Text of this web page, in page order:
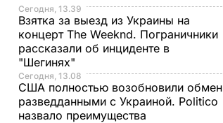
Сегодня, 13.39
Взятка за выезд из Украины на
концерт The Weeknd. Пограничники
рассказали об инциденте в
"Шегинях"
Сегодня, 13.08
США полностью возобновили обмен
разведданными с Украиной. Politico
назвало преимущества